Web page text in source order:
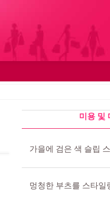
미용 및
가을에 검은 색 슬립
멍청한 부츠를 스타일